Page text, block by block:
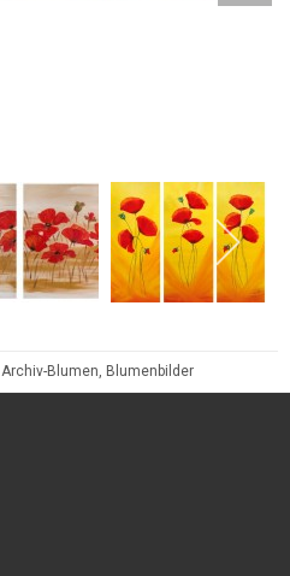
Archiv-Blumen, Blumenbilder